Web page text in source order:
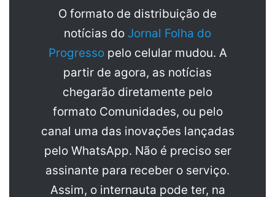
O formato de distribuição de
notícias do Jornal Folha do
Progresso pelo celular mudou. A
partir de agora, as notícias
chegarão diretamente pelo
formato Comunidades, ou pelo
canal uma das inovações lançadas
pelo WhatsApp. Não é preciso ser
assinante para receber o serviço.
Assim, o internauta pode ter, na